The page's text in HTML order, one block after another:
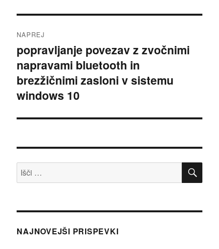
NAPREJ
Naslednji
prispevek:
popravljanje povezav z zvočnimi
napravami bluetooth in
brezžičnimi zasloni v sistemu
windows 10
Išči:
NAJNOVEJŠI PRISPEVKI